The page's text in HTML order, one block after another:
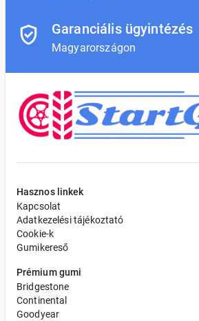
Garanciális ügyintézés
Magyarországon
Hasznos linkek
Kapcsolat
Adatkezelési tájékoztató
Cookie-k
Gumikereső
Prémium gumi
Bridgestone
Continental
Goodyear